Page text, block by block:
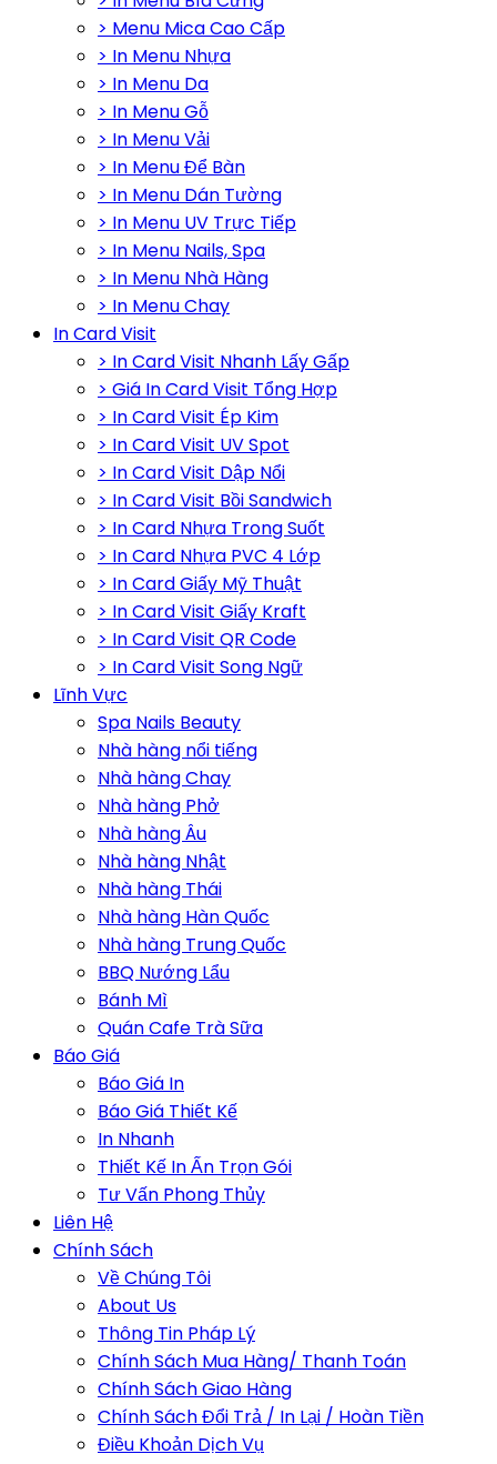
> Menu Mica Cao Cấp
> In Menu Nhựa
> In Menu Da
> In Menu Gỗ
> In Menu Vải
> In Menu Để Bàn
> In Menu Dán Tường
> In Menu UV Trực Tiếp
> In Menu Nails, Spa
> In Menu Nhà Hàng
> In Menu Chay
In Card Visit
> In Card Visit Nhanh Lấy Gấp
> Giá In Card Visit Tổng Hợp
> In Card Visit Ép Kim
> In Card Visit UV Spot
> In Card Visit Dập Nổi
> In Card Visit Bồi Sandwich
> In Card Nhựa Trong Suốt
> In Card Nhựa PVC 4 Lớp
> In Card Giấy Mỹ Thuật
> In Card Visit Giấy Kraft
> In Card Visit QR Code
> In Card Visit Song Ngữ
Lĩnh Vực
Spa Nails Beauty
Nhà hàng nổi tiếng
Nhà hàng Chay
Nhà hàng Phở
Nhà hàng Âu
Nhà hàng Nhật
Nhà hàng Thái
Nhà hàng Hàn Quốc
Nhà hàng Trung Quốc
BBQ Nướng Lẩu
Bánh Mì
Quán Cafe Trà Sữa
Báo Giá
Báo Giá In
Báo Giá Thiết Kế
In Nhanh
Thiết Kế In Ấn Trọn Gói
Tư Vấn Phong Thủy
Liên Hệ
Chính Sách
Về Chúng Tôi
About Us
Thông Tin Pháp Lý
Chính Sách Mua Hàng/ Thanh Toán
Chính Sách Giao Hàng
Chính Sách Đổi Trả / In Lại / Hoàn Tiền
Điều Khoản Dịch Vụ